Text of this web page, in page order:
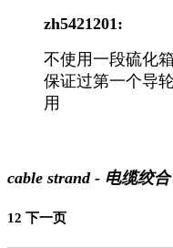
zh5421201:
不使用一段硫化
保证过第一个导
用
cable strand - 电缆绞合
12 下一页